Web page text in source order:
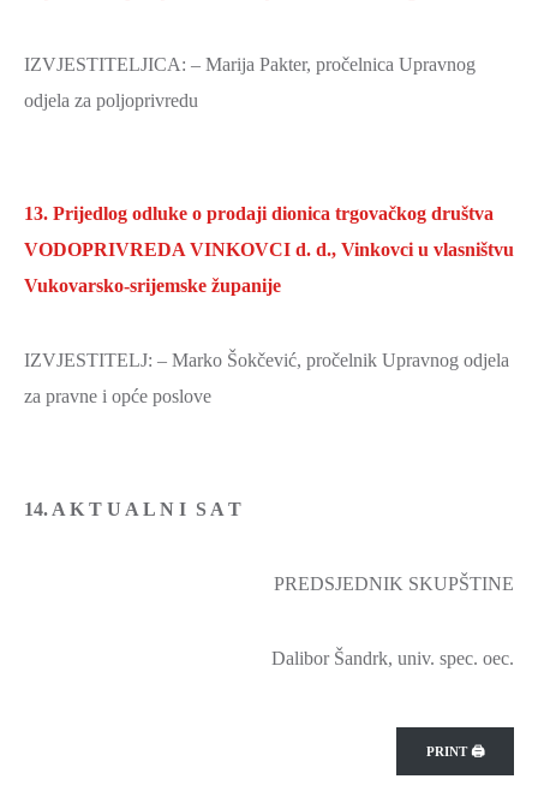
IZVJESTITELJICA: – Marija Pakter, pročelnica Upravnog
odjela za poljoprivredu
13. Prijedlog odluke o prodaji dionica trgovačkog društva
VODOPRIVREDA VINKOVCI d. d., Vinkovci u vlasništvu
Vukovarsko-srijemske županije
IZVJESTITELJ: – Marko Šokčević, pročelnik Upravnog odjela
za pravne i opće poslove
14. A K T U A L N I S A T
PREDSJEDNIK SKUPŠTINE
Dalibor Šandrk, univ. spec. oec.
PRINT 🖨